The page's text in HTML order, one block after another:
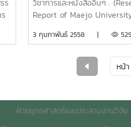
tamaeklong Maejo
แก๊สที่เป็นอันตรายต่อสิ่งแวดล้อ
สังเคราะห์โดยวิธีไฮโดรเทอร์
รายงานผลการวิจัยมหาวิทยาลั
.Research Report of Maejo
2557 สำนักงานคณะกรรมการวิ
กระทรวงวิทยาศาสตร์และเทคโน
ดาวน์โหลดรายงานฉบับ
Textดาวน์โหลดรายการหนังสื
Download New Item
ร
วิชาการและหนังสืออื่นๆ .
Report of Maejo
บริเวณรากพืชในการยับยั้งโรคข
มธุรส ชัยหาญ รายงานผลก
มหาวิทยาลัยแม่โจ้ 94 หน้า.
Control of Bacterial Leaf
Disease in Thai Economic
Mathurot chaiharn. Maejo
3 กุมภาพันธ์ 2558 |
ฝ่ายยุทธศาสตร์และประสานงานวิจั